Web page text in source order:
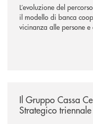
L’evoluzione del
il modello di banca
vicinanza alle persone
Il Gruppo Cassa
Strategico